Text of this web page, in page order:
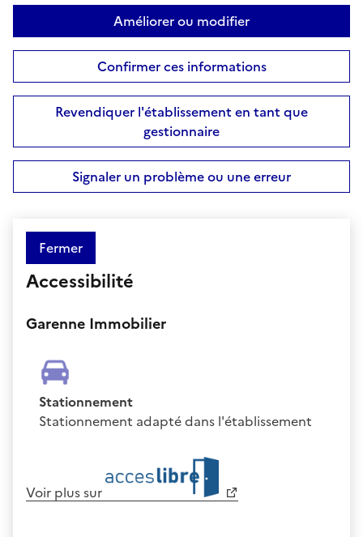
Améliorer ou modifier
Confirmer ces informations
Revendiquer l'établissement en tant que
gestionnaire
Signaler un problème ou une erreur
Fermer
Accessibilité
Garenne Immobilier
Stationnement
Stationnement adapté dans l'établissement
Voir plus sur